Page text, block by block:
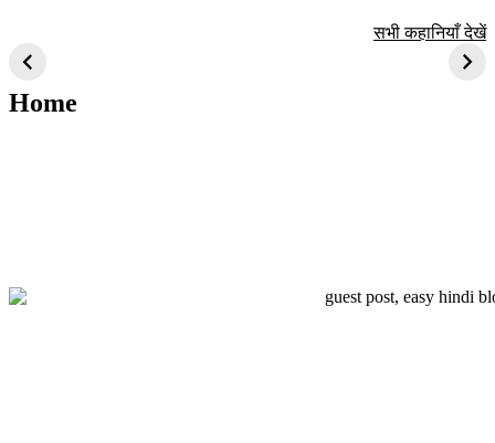
तकनीक जो आपको
2024 के लिए सीखनी
चाहिए
ऐतिहासिक स्थान
सभी कहानियाँ देखें
Home